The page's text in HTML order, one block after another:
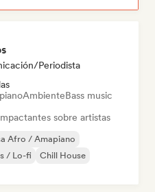
Periodista
AmbienteBass music
sobre artistas
Afro / Amapiano
/ Lo-fi
Chill House